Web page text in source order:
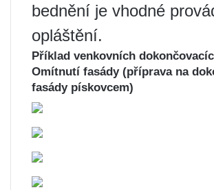
bednění je vhodné
opláštění.
Příklad venkovních
Omítnutí fasády (příprava na
fasády pískovcem)